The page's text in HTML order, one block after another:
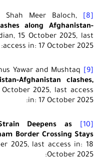
[8]
Shah Meer Baloch,
along Afghanistan-
15 October 2025, last
access in: 17 October 2025:
[9]
Yawar and Mushtaq
Afghanistan clashes,
October 2025, last access
in: 17 October 2025:
[10]
Nasir Aljaz, “
Deepens as
Border Crossing Stays
2025, last access in: 18
October 2025: